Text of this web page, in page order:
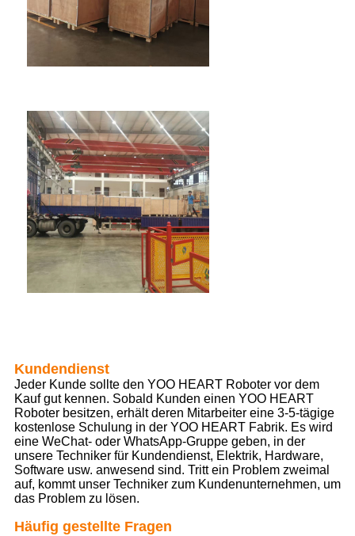
Kundendienst
Jeder Kunde sollte den YOO HEART Roboter vor dem
Kauf gut kennen. Sobald Kunden einen YOO HEART
Roboter besitzen, erhält deren Mitarbeiter eine 3-5-tägige
kostenlose Schulung in der YOO HEART Fabrik. Es wird
eine WeChat- oder WhatsApp-Gruppe geben, in der
unsere Techniker für Kundendienst, Elektrik, Hardware,
Software usw. anwesend sind. Tritt ein Problem zweimal
auf, kommt unser Techniker zum Kundenunternehmen, um
das Problem zu lösen.
Häufig gestellte Fragen